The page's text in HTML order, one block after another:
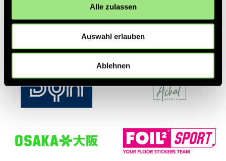
Alle zulassen
Auswahl erlauben
Ablehnen